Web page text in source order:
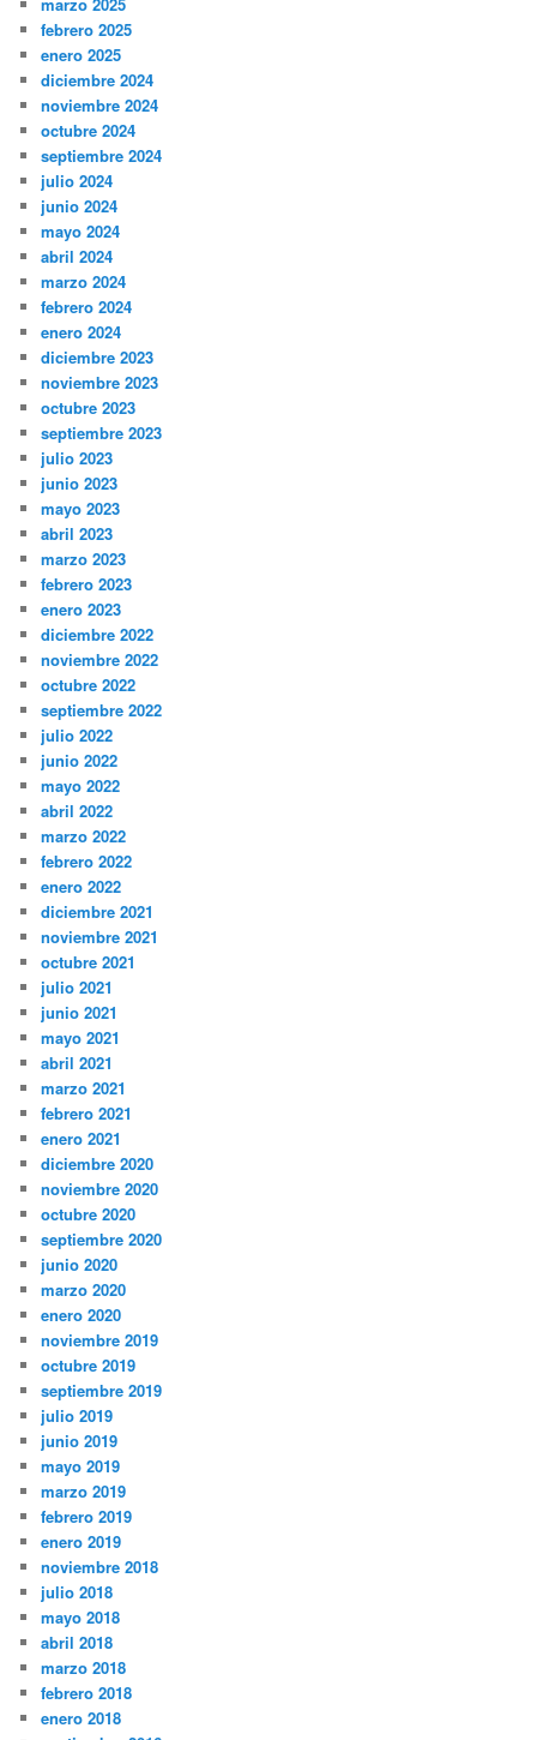
febrero 2025
enero 2025
diciembre 2024
noviembre 2024
octubre 2024
septiembre 2024
julio 2024
junio 2024
mayo 2024
abril 2024
marzo 2024
febrero 2024
enero 2024
diciembre 2023
noviembre 2023
octubre 2023
septiembre 2023
julio 2023
junio 2023
mayo 2023
abril 2023
marzo 2023
febrero 2023
enero 2023
diciembre 2022
noviembre 2022
octubre 2022
septiembre 2022
julio 2022
junio 2022
mayo 2022
abril 2022
marzo 2022
febrero 2022
enero 2022
diciembre 2021
noviembre 2021
octubre 2021
julio 2021
junio 2021
mayo 2021
abril 2021
marzo 2021
febrero 2021
enero 2021
diciembre 2020
noviembre 2020
octubre 2020
septiembre 2020
junio 2020
marzo 2020
enero 2020
noviembre 2019
octubre 2019
septiembre 2019
julio 2019
junio 2019
mayo 2019
marzo 2019
febrero 2019
enero 2019
noviembre 2018
julio 2018
mayo 2018
abril 2018
marzo 2018
febrero 2018
enero 2018